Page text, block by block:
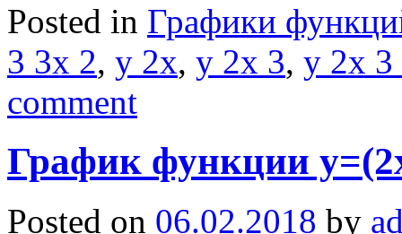
Posted in Графики
3 3x 2, y 2x, y 2x 3, y 2x 3
comment
График функции
Posted on 06.02.2018 by